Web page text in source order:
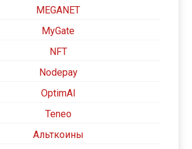
MEGANET
MyGate
NFT
Nodepay
OptimAI
Teneo
Альткоины